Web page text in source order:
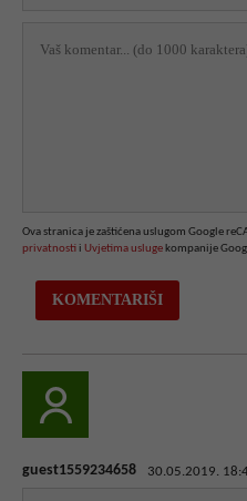
Ova stranica je zaštićena uslugom Google
privatnosti i Uvjetima usluge kompanije
guest1559234658 30.05.2019.